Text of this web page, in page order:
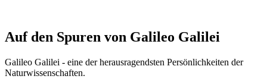
Auf den Spuren von Galileo Galilei
Galileo Galilei - eine der herausragendsten Persönlichkeiten der
Naturwissenschaften.